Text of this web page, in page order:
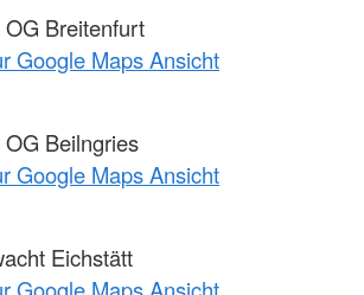
Breitenfurt
Google Maps Ansicht
Beilngries
Google Maps Ansicht
Eichstätt
Google Maps Ansicht